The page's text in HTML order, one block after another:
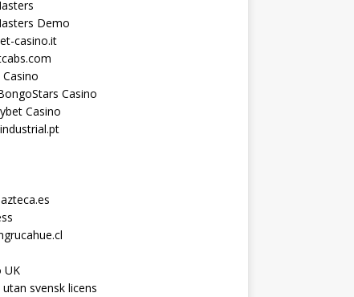
Demo
casino.it
Casino
Casino
UK
svensk licens